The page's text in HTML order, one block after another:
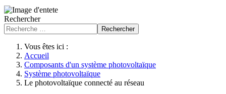
Rechercher
Rechercher
Vous êtes ici :
Accueil
Composants d'un système photovoltaïque
Système photovoltaïque
Le photovoltaïque connecté au réseau